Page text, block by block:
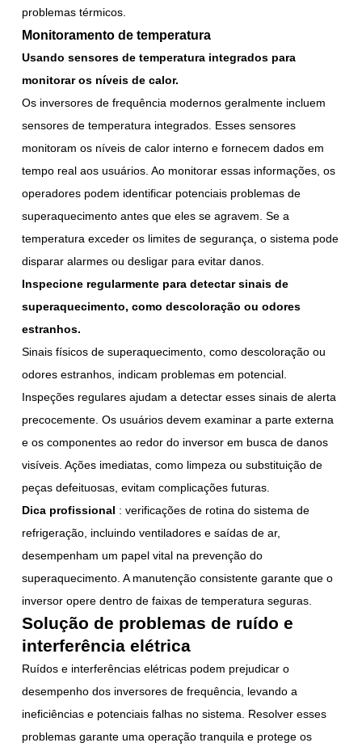
problemas térmicos.
Monitoramento de temperatura
Usando sensores de temperatura integrados para
monitorar os níveis de calor.
Os inversores de frequência modernos geralmente incluem
sensores de temperatura integrados. Esses sensores
monitoram os níveis de calor interno e fornecem dados em
tempo real aos usuários. Ao monitorar essas informações, os
operadores podem identificar potenciais problemas de
superaquecimento antes que eles se agravem. Se a
temperatura exceder os limites de segurança, o sistema pode
disparar alarmes ou desligar para evitar danos.
Inspecione regularmente para detectar sinais de
superaquecimento, como descoloração ou odores
estranhos.
Sinais físicos de superaquecimento, como descoloração ou
odores estranhos, indicam problemas em potencial.
Inspeções regulares ajudam a detectar esses sinais de alerta
precocemente. Os usuários devem examinar a parte externa
e os componentes ao redor do inversor em busca de danos
visíveis. Ações imediatas, como limpeza ou substituição de
peças defeituosas, evitam complicações futuras.
Dica profissional : verificações de rotina do sistema de
refrigeração, incluindo ventiladores e saídas de ar,
desempenham um papel vital na prevenção do
superaquecimento. A manutenção consistente garante que o
inversor opere dentro de faixas de temperatura seguras.
Solução de problemas de ruído e
interferência elétrica
Ruídos e interferências elétricas podem prejudicar o
desempenho dos inversores de frequência, levando a
ineficiências e potenciais falhas no sistema. Resolver esses
problemas garante uma operação tranquila e protege os